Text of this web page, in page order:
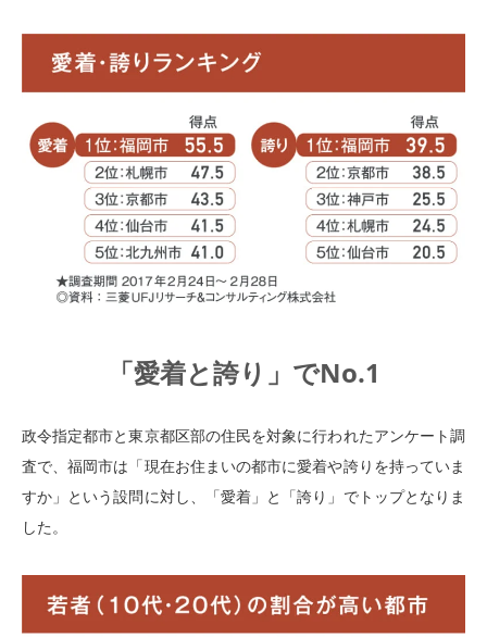
「愛着と誇り」でNo.1
政令指定都市と東京都区部の住民を対象に行われたアンケート調
査で、福岡市は「現在お住まいの都市に愛着や誇りを持っていま
すか」という設問に対し、「愛着」と「誇り」でトップとなりま
した。